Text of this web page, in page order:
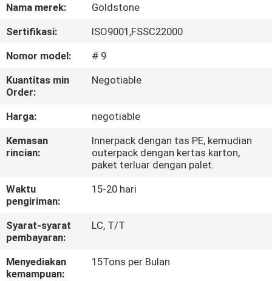
KAMI
TUR
PABRIK
KONTROL
KUALITAS
HUBUNGI
KAMI
BERITA
Nama merek:
Goldstone
Sertifikasi:
ISO9001,FSSC22000
Nomor model:
# 9
Kuantitas min
Order:
Negotiable
Harga:
negotiable
Kemasan
rincian:
Innerpack dengan tas PE, kemudian
outerpack dengan kertas karton,
paket terluar dengan palet.
Waktu
pengiriman:
15-20 hari
Syarat-syarat
pembayaran:
LC, T/T
Menyediakan
kemampuan:
15Tons per Bulan